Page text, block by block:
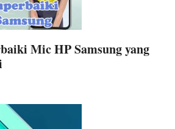
Mic HP Samsung yang